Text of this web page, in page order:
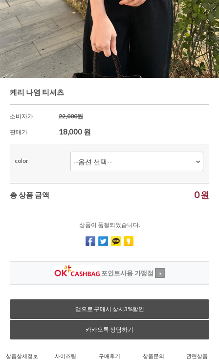
한정세일
셔츠&블라우스
가디건/니트
와이드팬츠
케리 나염 티셔츠
소비자가 22,000원
판매가 18,000 원
color
총 상품 금액 0원
상품이 품절되었습니다.
포인트사용 가맹점 ?
앱으로 구매시 상시3%할인
카카오톡 상담하기
상품상세정보 사이즈팁 구매후기 상품문의 관련상품